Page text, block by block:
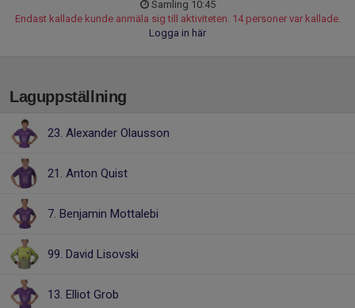
Samling 10:45
Endast kallade kunde anmäla sig till aktiviteten. 14 personer var kallade.
Logga in här
Laguppställning
23. Alexander Olausson
21. Anton Quist
7. Benjamin Mottalebi
99. David Lisovski
13. Elliot Grob